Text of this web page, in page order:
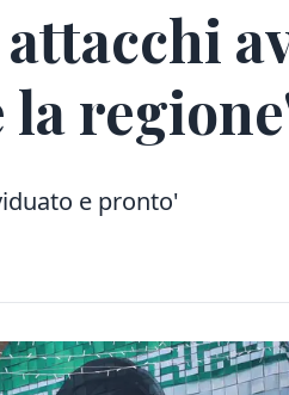
e pronto'